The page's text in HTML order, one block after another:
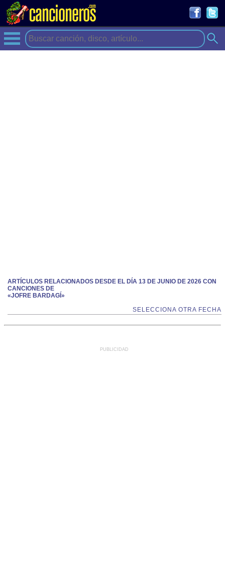
ARTÍCULOS RELACIONADOS DESDE EL DÍA 13 DE JUNIO DE 2026 CON
CANCIONES DE
«JOFRE BARDAGÍ»
SELECCIONA OTRA FECHA
PUBLICIDAD